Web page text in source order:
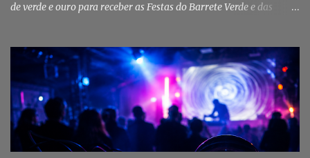
de verde e ouro para receber as Festas do Barrete Verde e das
Fernando Correia Marques e Luís Sequeira lideram o cartaz
musical, mas são o campino, o salineiro, o forcado e a ligação ao
Tejo que continuam a dar alma a uma celebração que atravessa
gerações e faz da vila um dos destinos mais emblemáticos do
verão português. Aposento do Barrete Verde continua a fazer
acontecer a Festa Há um momento em que Alcochete deixa de